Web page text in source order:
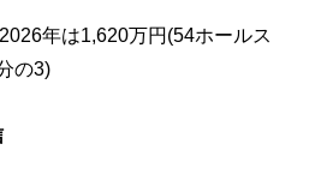
年は1,620万円(54ホールス
の3)